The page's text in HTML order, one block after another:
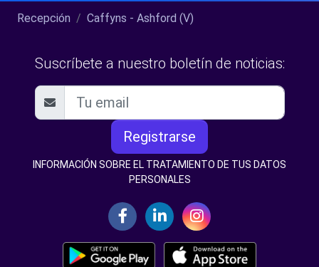
Recepción Caffyns - Ashford (V)
Suscríbete a nuestro boletín de noticias:
Registrarse
INFORMACIÓN SOBRE EL TRATAMIENTO DE TUS DATOS
PERSONALES